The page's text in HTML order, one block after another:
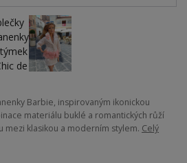
Barbie, inspirovaným ikonickou
materiálu buklé a romantických růží
mezi klasikou a moderním stylem. Celý